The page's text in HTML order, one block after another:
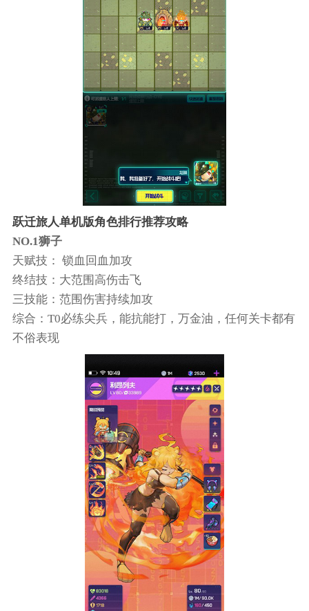
跃迁旅人单机版角色排行推荐攻略
NO.1狮子
天赋技： 锁血回血加攻
终结技：大范围高伤击飞
三技能：范围伤害持续加攻
综合：T0必练尖兵，能抗能打，万金油，任何关卡都有
不俗表现